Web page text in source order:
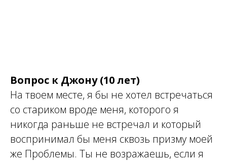
Вопрос к Джону (10 лет)
На твоем месте, я бы не хотел встречаться
со стариком вроде меня, которого я
никогда раньше не встречал и который
воспринимал бы меня сквозь призму моей
же Проблемы. Ты не возражаешь, если я